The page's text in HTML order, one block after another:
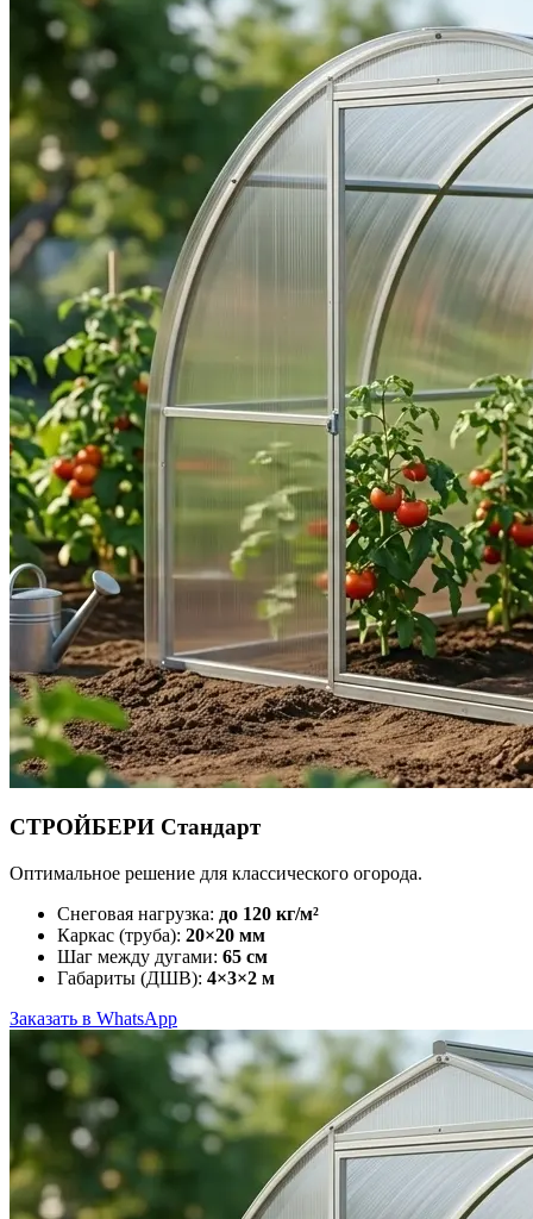
СТРОЙБЕРИ Стандарт
Оптимальное решение для классического огорода.
Снеговая нагрузка: до 120 кг/м²
Каркас (труба): 20×20 мм
Шаг между дугами: 65 см
Габариты (ДШВ): 4×3×2 м
Заказать в WhatsApp